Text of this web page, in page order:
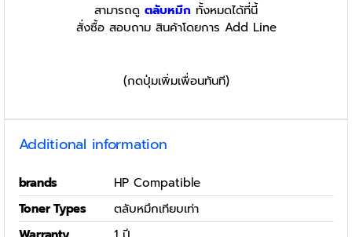
สามารถดู ตลับหมึก ทั้งหมดได้ที่นี้
สั่งซื้อ สอบถาม สินค้าโดยการ Add Line
(กดปุ่มเพิ่มเพื่อนทันที)
Additional information
brands
HP Compatible
Toner Types
ตลับหมึกเทียบเท่า